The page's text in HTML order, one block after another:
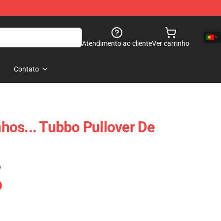
Atendimento ao clienteVer carrinho
Contato
Tubbo Pullover De